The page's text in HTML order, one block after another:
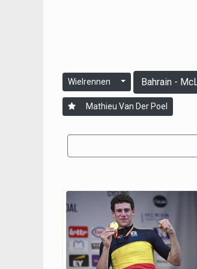
Wielrennen Bahrain -
Mathieu Van Der Poel